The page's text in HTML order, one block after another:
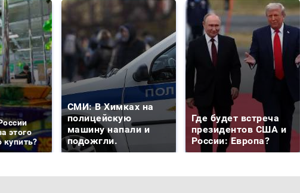
этого
купить?
СМИ: В Химках на
полицейскую
машину напали и
подожгли.
Где будет встреча
президентов США и
России: Европа?